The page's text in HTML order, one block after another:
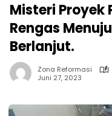
Misteri Proyek
Rengas
Berlanjut.
Zona Reformasi
Juni 27, 2023